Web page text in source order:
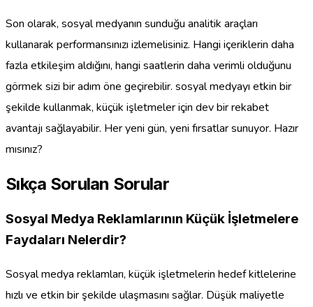
Son olarak, sosyal medyanın sunduğu analitik araçları
kullanarak performansınızı izlemelisiniz. Hangi içeriklerin daha
fazla etkileşim aldığını, hangi saatlerin daha verimli olduğunu
görmek sizi bir adım öne geçirebilir. sosyal medyayı etkin bir
şekilde kullanmak, küçük işletmeler için dev bir rekabet
avantajı sağlayabilir. Her yeni gün, yeni fırsatlar sunuyor. Hazır
mısınız?
Sıkça Sorulan Sorular
Sosyal Medya Reklamlarının Küçük İşletmelere
Faydaları Nelerdir?
Sosyal medya reklamları, küçük işletmelerin hedef kitlelerine
hızlı ve etkin bir şekilde ulaşmasını sağlar. Düşük maliyetle